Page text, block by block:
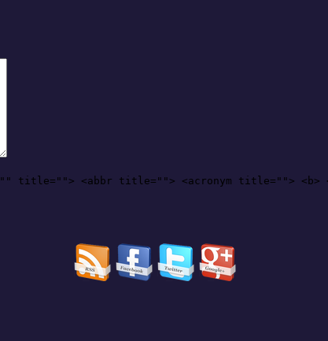
title=""> <abbr title=""> <acronym title=""> <b>